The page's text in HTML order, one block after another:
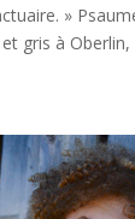
»
gris à Oberlin,